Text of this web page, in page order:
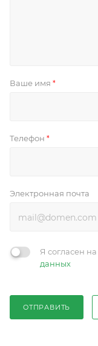
Ваше имя *
Телефон *
Электронная почта
Я согласен на
данных
ОТПРАВИТЬ